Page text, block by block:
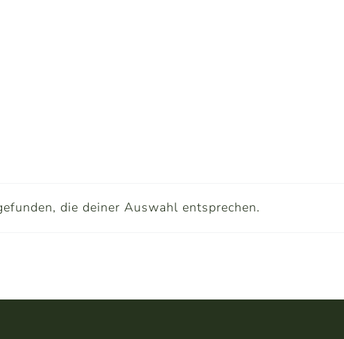
die deiner Auswahl entsprechen.